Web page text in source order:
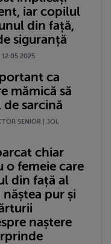
iar copilul
din față,
siguranță
12.05.2025
ca
mămică să
sarcină
SENIOR | JOI,
chiar
o femeie care
din față al
pur și
naștere